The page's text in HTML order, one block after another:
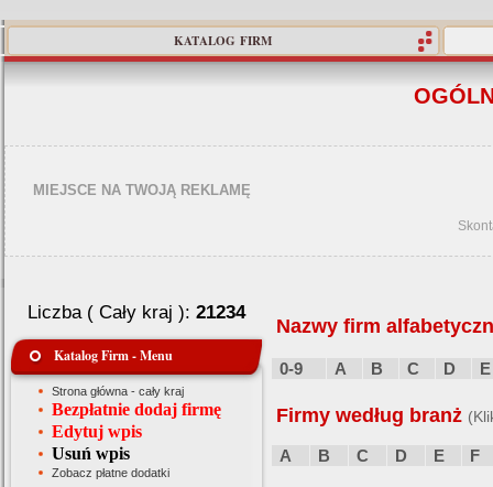
KATALOG FIRM
MIEJSCE NA TWOJĄ REKLAMĘ
Liczba ( Cały kraj ): 21234
Katalog Firm - Menu
Strona główna - cały kraj
Bezpłatnie dodaj firmę
Edytuj wpis
Usuń wpis
Zobacz płatne dodatki
Nazwy firm
0-9 A B C D E
Firmy według branż
A B C D E F